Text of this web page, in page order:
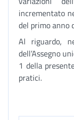
incrementato
del primo anno
Al riguardo,
dell’Assegno
1 della
pratici.